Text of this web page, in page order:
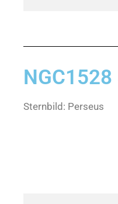
Sternbild: Perseus